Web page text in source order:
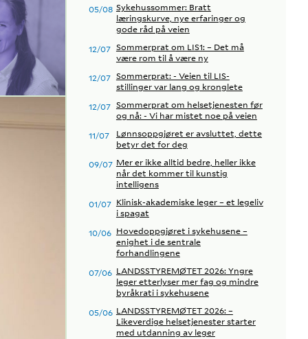
05/08 Sykehussommer: Bratt
læringskurve, nye erfaringer og
gode råd på veien
12/07 Sommerprat om LIS1: – Det må
være rom til å være ny
12/07 Sommerprat: - Veien til LIS-
stillinger var lang og kronglete
12/07 Sommerprat om helsetjenesten før
og nå: - Vi har mistet noe på veien
11/07
Lønnsoppgjøret er avsluttet, dette
betyr det for deg
09/07 Mer er ikke alltid bedre, heller ikke
når det kommer til kunstig
intelligens
01/07 Klinisk-akademiske leger – et legeliv
i spagat
10/06 Hovedoppgjøret i sykehusene –
enighet i de sentrale
forhandlingene
07/06 LANDSSTYREMØTET 2026: Yngre
leger etterlyser mer fag og mindre
byråkrati i sykehusene
05/06 LANDSSTYREMØTET 2026: –
Likeverdige helsetjenester starter
med utdanning av leger